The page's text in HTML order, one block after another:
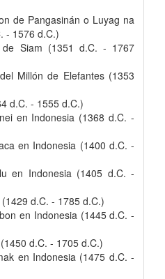
de Pangasinán o Luyag na
- 1576 d.C.)
de Siam (1351 d.C. - 1767
Millón de Elefantes (1353
d.C. - 1555 d.C.)
en Indonesia (1368 d.C. -
en Indonesia (1400 d.C. -
en Indonesia (1405 d.C. -
d.C. - 1785 d.C.)
en Indonesia (1445 d.C. -
d.C. - 1705 d.C.)
en Indonesia (1475 d.C. -